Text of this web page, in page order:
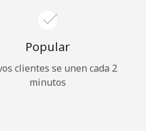
Popular
clientes se unen cada 2
minutos